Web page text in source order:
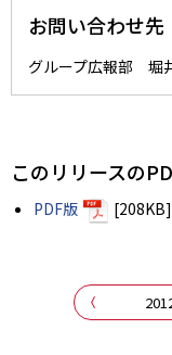
お問い合わせ先
グループ広報部 堀
このリリースの
PDF版 [208KB]